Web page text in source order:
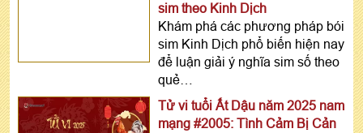
sim theo Kinh Dịch
Khám phá các phương pháp bói
sim Kinh Dịch phổ biến hiện nay
để luận giải ý nghĩa sim số theo
quẻ…
Tử vi tuổi Ất Dậu năm 2025 nam
mạng #2005: Tình Cảm Bị Cản